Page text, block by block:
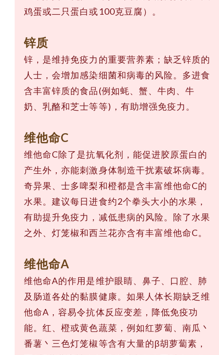
鸡蛋或二只蛋白或100克豆腐）。
锌质
锌，是维持免疫力的重要营养素；缺乏锌质的
人士，会增加感染细菌和病毒的风险。多进食
含丰富锌质的食品(例如蚝、蟹、牛肉、牛
奶、乳酪和芝士等等)，有助增强免疫力。
维他命C
维他命C除了是抗氧化剂，能促进胶原蛋白的
产生外，亦能刺激身体制造干扰素破坏病毒。
奇异果、士多啤梨和橙都是含丰富维他命C的
水果。建议每日进食约2个拳头大小的水果，
有助提升免疫力，减低患病的风险。除了水果
之外、灯笼椒和西兰花亦含有丰富维他命C。
维他命A
维他命A的作用是维护眼睛、鼻子、口腔、肺
及肠道各处的黏膜健康。如果人体长期缺乏维
他命A，容易令抗体反应变差，降低免疫功
能。红、橙或黄色蔬菜，例如红萝蔔、南瓜丶
番薯丶三色灯笼椒等含有大量的β胡萝蔔素，